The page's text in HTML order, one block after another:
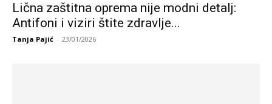
Lična zaštitna oprema nije modni detalj:
Antifoni i viziri štite zdravlje...
Tanja Pajić - 23/01/2026